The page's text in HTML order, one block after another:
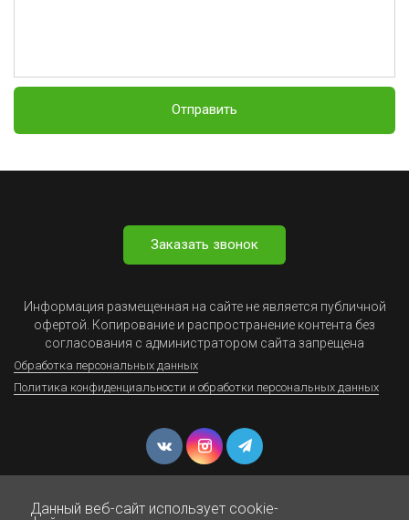
Отправить
Заказать звонок
Информация размещенная на сайте не является публичной
офертой. Копирование и распространение контента без
согласования с администратором сайта запрещена
Обработка персональных данных
Политика конфиденциальности и обработки персональных данных
Данный веб-сайт использует cookie-